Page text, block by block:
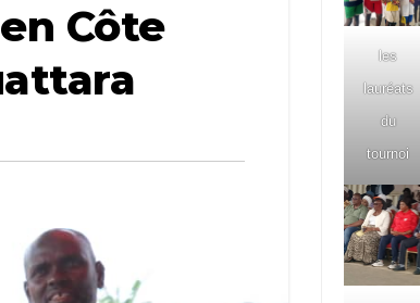
Côte
les
lauréats
du
tournoi